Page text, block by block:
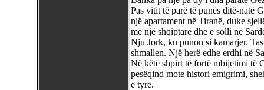
Pas vitit të parë të punës ditë-natë
një apartament në Tiranë, duke
me një shqiptare dhe e solli në
Nju Jork, ku punon si kamarjer.
shmallen. Një herë edhe erdhi në
Në këtë shpirt të fortë mbijetimi të
pesëqind mote histori emigrimi,
e tyre.